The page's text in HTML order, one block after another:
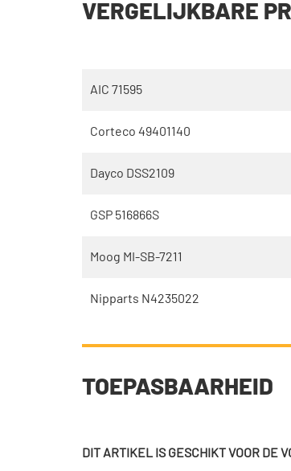
VERGELIJKBARE
AIC 71595
Corteco 49401140
Dayco DSS2109
GSP 516866S
Moog MI-SB-7211
Nipparts N4235022
TOEPASBAARHEID
DIT ARTIKEL IS GESCHIKT VOOR DE